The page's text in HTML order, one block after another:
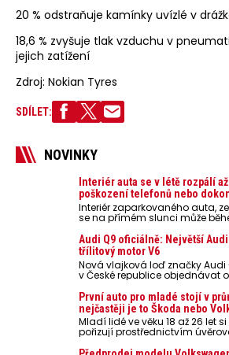
20 % odstraňuje kamínky uvízlé v
18,6 % zvyšuje tlak vzduchu v
jejich zatížení
Zdroj: Nokian Tyres
SDÍLET:
NOVINKY
Interiér auta se v létě rozpálí
poškození telefonů nebo
Interiér zaparkovaného auta,
se na přímém slunci může
nebezpečí pro odložené
nebo notebooky. Můžou
poškodit elektroniku a ve
zvýšit riziko požáru.
Audi Q9 oficiálně: Největší
třílitový motor V6
Nová vlajková loď značky
v České republice objednávat
První auto pro mladé stojí v
nejčastěji je to Škoda nebo
Mladí lidé ve věku 18 až 26 let
pořizují prostřednictvím